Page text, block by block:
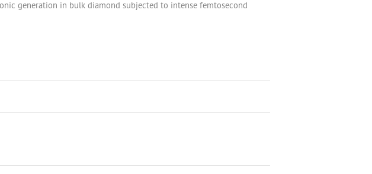
generation in bulk diamond subjected to intense femtosecond